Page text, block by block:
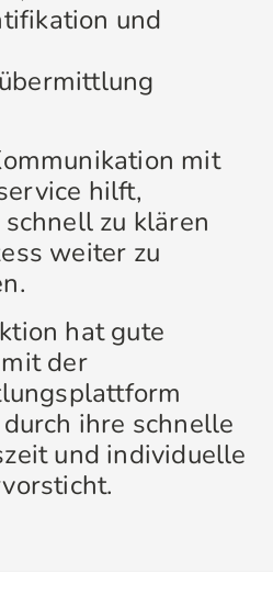
und
mit
hilft,
zu klären
weiter zu
hat gute
der
ihre schnelle
und individuelle